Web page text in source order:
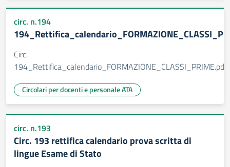
circ. n.194
Circ.
Circolari per docenti e personale ATA
circ. n.193
Circ. 193 rettifica calendario prova scritta di
lingue Esame di Stato